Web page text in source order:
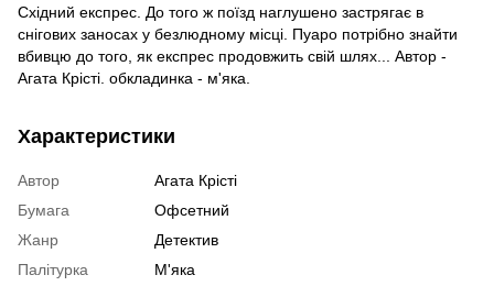
Східний експрес. До того ж поїзд наглушено застрягає в
снігових заносах у безлюдному місці. Пуаро потрібно знайти
вбивцю до того, як експрес продовжить свій шлях... Автор -
Агата Крісті. обкладинка - м'яка.
Характеристики
Автор
Агата Крісті
Бумага
Офсетний
Жанр
Детектив
Палітурка
М'яка